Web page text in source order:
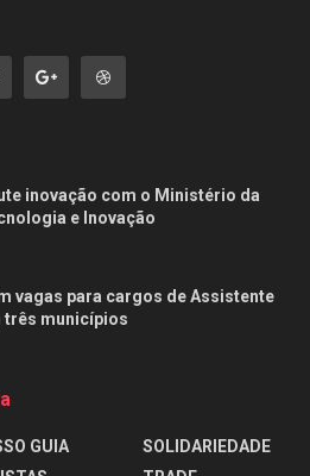
inovação com o Ministério da
e Inovação
vagas para cargos de Assistente
três municípios
GUIA
SOLIDARIEDADE